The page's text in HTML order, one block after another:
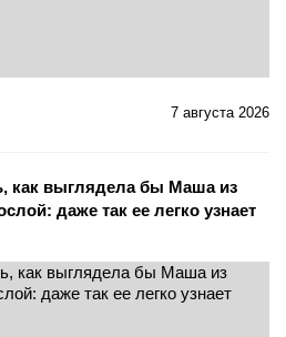
7 августа 2026
как выглядела бы Маша из
даже так ее легко узнает